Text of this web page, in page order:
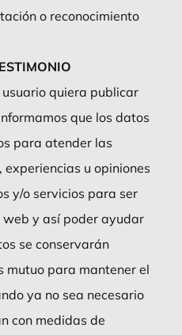
o reconocimiento
usuario quiera publicar
que los datos
para atender las
u opiniones
y/o servicios para ser
y así poder ayudar
se conservarán
mutuo para mantener el
ya no sea necesario
con medidas de